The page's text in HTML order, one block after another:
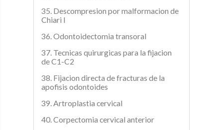
35. Descompresion por malformacion de
Chiari I
36. Odontoidectomia transoral
37. Tecnicas quirurgicas para la fijacion
de C1-C2
38. Fijacion directa de fracturas de la
apofisis odontoides
39. Artroplastia cervical
40. Corpectomia cervical anterior